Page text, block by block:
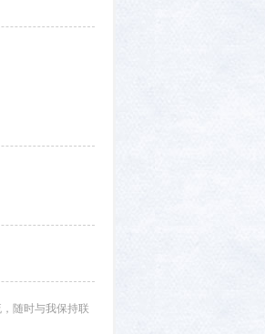
随时与我保持联